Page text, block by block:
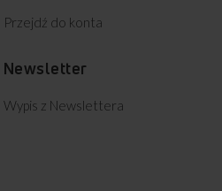
Przejdź do konta
Newsletter
Wypis z Newslettera